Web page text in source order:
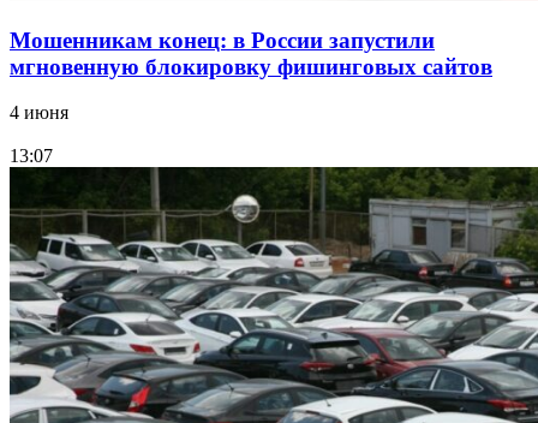
Мошенникам конец: в России запустили
мгновенную блокировку фишинговых сайтов
4 июня
13:07